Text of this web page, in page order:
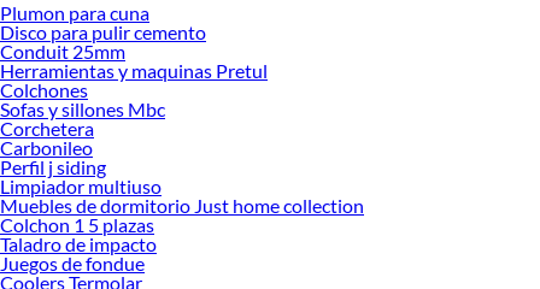
Plumon para cuna
Disco para pulir cemento
Conduit 25mm
Herramientas y maquinas Pretul
Colchones
Sofas y sillones Mbc
Corchetera
Carbonileo
Perfil j siding
Limpiador multiuso
Muebles de dormitorio Just home collection
Colchon 1 5 plazas
Taladro de impacto
Juegos de fondue
Coolers Termolar